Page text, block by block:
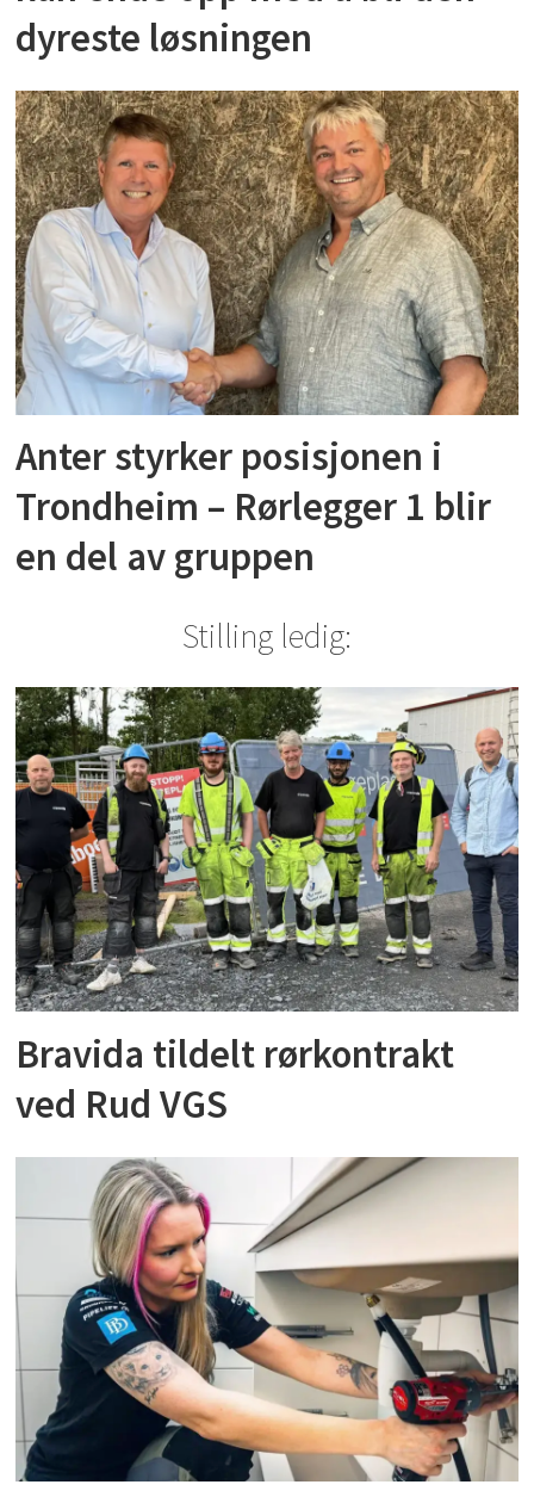
dyreste løsningen
Anter styrker posisjonen i
Trondheim – Rørlegger 1 blir
en del av gruppen
Stilling ledig:
Bravida tildelt rørkontrakt
ved Rud VGS